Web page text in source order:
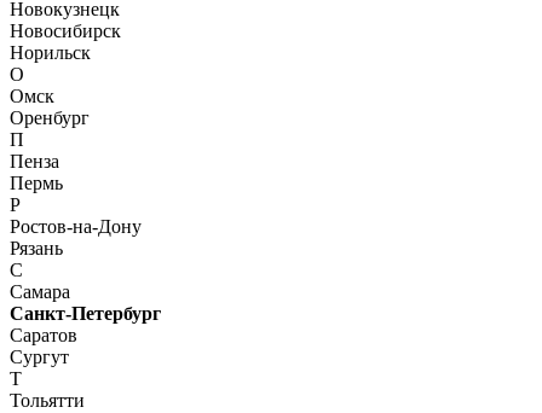
Новокузнецк
Новосибирск
Норильск
О
Омск
Оренбург
П
Пенза
Пермь
Р
Ростов-на-Дону
Рязань
С
Самара
Санкт-Петербург
Саратов
Сургут
Т
Тольятти